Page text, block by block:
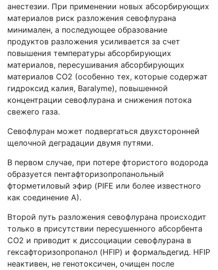
анестезии. При применении новых абсорбирующих
материалов риск разложения севофлурана
минимален, а последующее образование
продуктов разложения усиливается за счет
повышения температуры абсорбирующих
материалов, пересушивания абсорбирующих
материалов CO2 (особенно тех, которые содержат
гидроксид калия, Baralyme), повышенной
концентрации севофлурана и снижения потока
свежего газа.
Севофлуран может подвергаться двухсторонней
щелочной деградации двумя путями.
В первом случае, при потере фтористого водорода
образуется пентафторизопропанольный
фторметиловый эфир (PIFE или более известного
как соединение А).
Второй путь разложения севофлурана происходит
только в присутствии пересушенного абсорбента
СО2 и приводит к диссоциации севофлурана в
гексафторизопропанол (HFIP) и формальдегид. HFIP
неактивен, не генотоксичен, очищен после